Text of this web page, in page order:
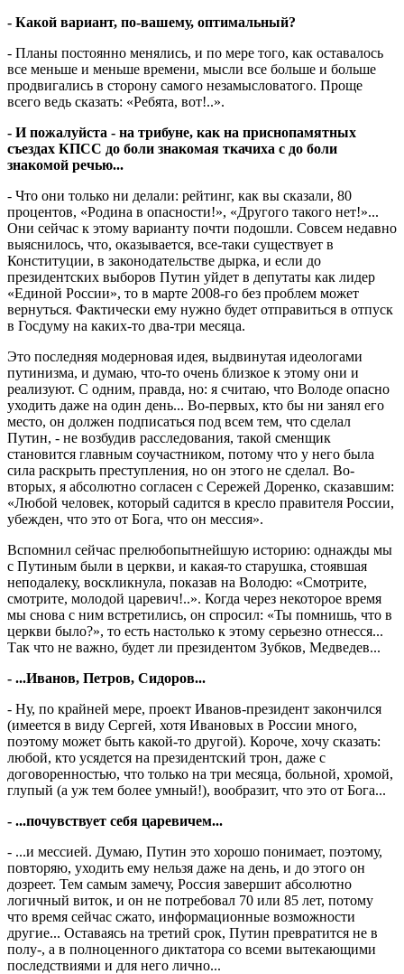
- Какой вариант, по-вашему, оптимальный?
- Планы постоянно менялись, и по мере того, как оставалось
все меньше и меньше времени, мысли все больше и больше
продвигались в сторону самого незамысловатого. Проще
всего ведь сказать: «Ребята, вот!..».
- И пожалуйста - на трибуне, как на приснопамятных
съездах КПСС до боли знакомая ткачиха с до боли
знакомой речью...
- Что они только ни делали: рейтинг, как вы сказали, 80
процентов, «Родина в опасности!», «Другого такого нет!»...
Они сейчас к этому варианту почти подошли. Совсем недавно
выяснилось, что, оказывается, все-таки существует в
Конституции, в законодательстве дырка, и если до
президентских выборов Путин уйдет в депутаты как лидер
«Единой России», то в марте 2008-го без проблем может
вернуться. Фактически ему нужно будет отправиться в отпуск
в Госдуму на каких-то два-три месяца.
Это последняя модерновая идея, выдвинутая идеологами
путинизма, и думаю, что-то очень близкое к этому они и
реализуют. С одним, правда, но: я считаю, что Володе опасно
уходить даже на один день... Во-первых, кто бы ни занял его
место, он должен подписаться под всем тем, что сделал
Путин, - не возбудив расследования, такой сменщик
становится главным соучастником, потому что у него была
сила раскрыть преступления, но он этого не сделал. Во-
вторых, я абсолютно согласен с Сережей Доренко, сказавшим:
«Любой человек, который садится в кресло правителя России,
убежден, что это от Бога, что он мессия».
Вспомнил сейчас прелюбопытнейшую историю: однажды мы
с Путиным были в церкви, и какая-то старушка, стоявшая
неподалеку, воскликнула, показав на Володю: «Смотрите,
смотрите, молодой царевич!..». Когда через некоторое время
мы снова с ним встретились, он спросил: «Ты помнишь, что в
церкви было?», то есть настолько к этому серьезно отнесся...
Так что не важно, будет ли президентом Зубков, Медведев...
- ...Иванов, Петров, Сидоров...
- Ну, по крайней мере, проект Иванов-президент закончился
(имеется в виду Сергей, хотя Ивановых в России много,
поэтому может быть какой-то другой). Короче, хочу сказать:
любой, кто усядется на президентский трон, даже с
договоренностью, что только на три месяца, больной, хромой,
глупый (а уж тем более умный!), вообразит, что это от Бога...
- ...почувствует себя царевичем...
- ...и мессией. Думаю, Путин это хорошо понимает, поэтому,
повторяю, уходить ему нельзя даже на день, и до этого он
дозреет. Тем самым замечу, Россия завершит абсолютно
логичный виток, и он не потребовал 70 или 85 лет, потому
что время сейчас сжато, информационные возможности
другие... Оставаясь на третий срок, Путин превратится не в
полу-, а в полноценного диктатора со всеми вытекающими
последствиями и для него лично...